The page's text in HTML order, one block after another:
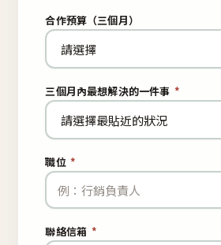
合作預算（三個月）
三個月內最想解決的一件事 *
職位 *
聯絡信箱 *